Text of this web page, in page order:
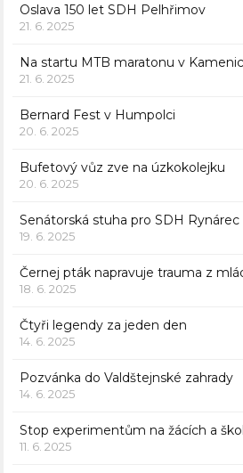
Oslava 150 let SDH Pelhřimov
21. 6. 2025
Na startu MTB maratonu v
21. 6. 2025
Bernard Fest v Humpolci
20. 6. 2025
Bufetový vůz zve na úzkokolejku
20. 6. 2025
Senátorská stuha pro SDH Rynárec
19. 6. 2025
Černej pták napravuje trauma z
18. 6. 2025
Čtyři legendy za jeden den
14. 6. 2025
Pozvánka do Valdštejnské zahrady
14. 6. 2025
Stop experimentům na žácích a
11. 6. 2025